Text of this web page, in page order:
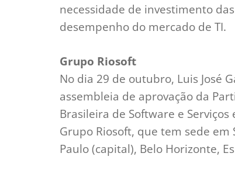
necessidade de investimento
desempenho do mercado de TI.
Grupo Riosoft
No dia 29 de outubro, Luis José
assembleia de aprovação da
Brasileira de Software e
Grupo Riosoft, que tem sede em
Paulo (capital), Belo Horizonte,